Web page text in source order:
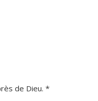
de Dieu. *